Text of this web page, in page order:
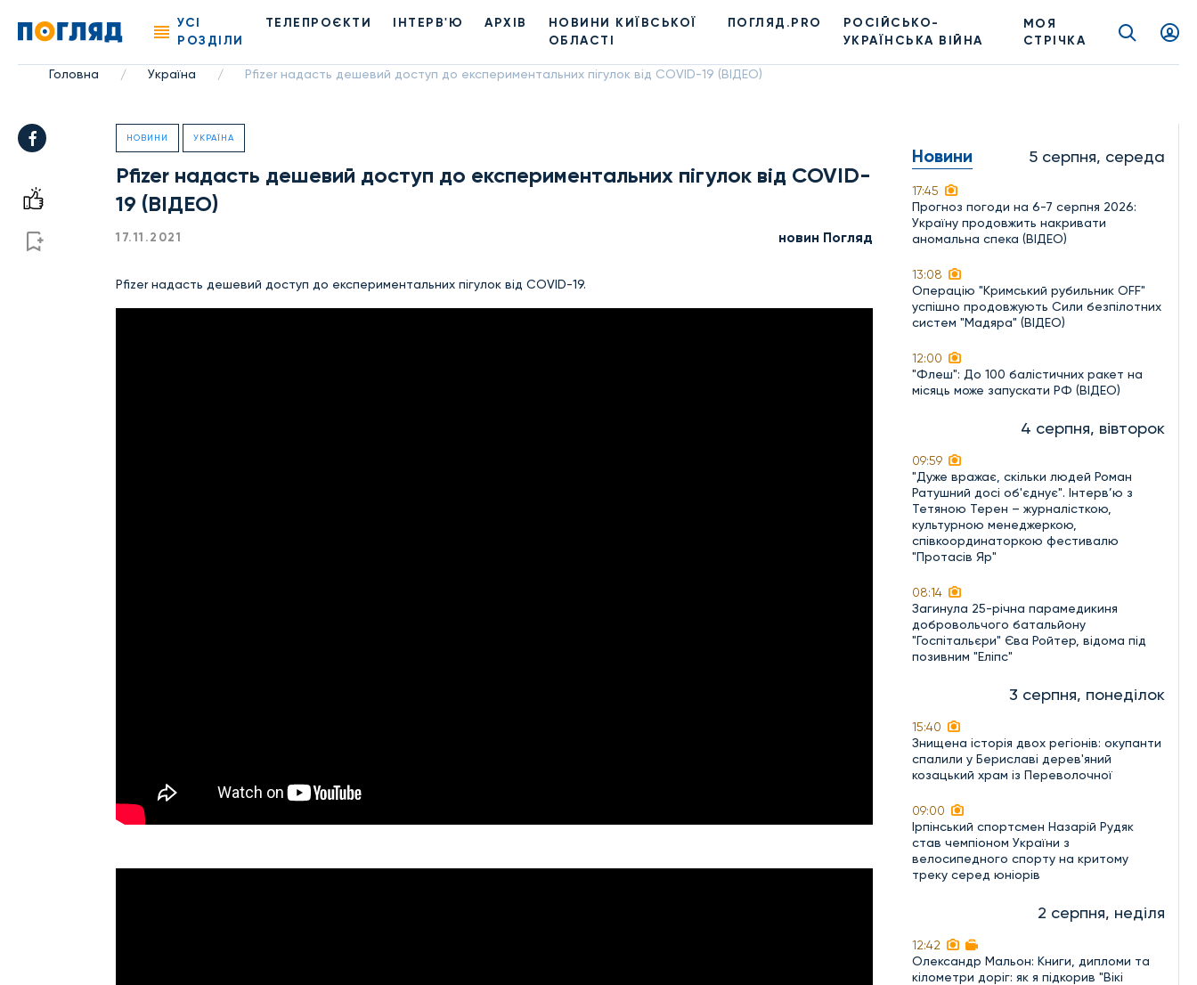
УСІ
РОЗДІЛИ
ТЕЛЕПРОЄКТИ ІНТЕРВ'Ю АРХІВ
НОВИНИ КИЇВСЬКОЇ
ОБЛАСТІ
ПОГЛЯД.PRO
РОСІЙСЬКО-
УКРАЇНСЬКА ВІЙНА
МОЯ
СТРІЧКА
Головна / Україна / Pfizer надасть дешевий доступ до експериментальних пігулок від COVID-19 (ВІДЕО)
НОВИНИ УКРАЇНА
Pfizer надасть дешевий доступ до експериментальних пігулок від COVID-
19 (ВІДЕО)
17.11.2021 новин Погляд
Pfizer надасть дешевий доступ до експериментальних пігулок від COVID-19.
Новини 5 серпня, середа
17:45
Прогноз погоди на 6-7 серпня 2026:
Україну продовжить накривати
аномальна спека (ВІДЕО)
13:08
Операцію "Кримський рубильник OFF"
успішно продовжують Сили безпілотних
систем "Мадяра" (ВІДЕО)
12:00
"Флеш": До 100 балістичних ракет на
місяць може запускати РФ (ВІДЕО)
4 серпня, вівторок
09:59
"Дуже вражає, скільки людей Роман
Ратушний досі об'єднує". Інтерв’ю з
Тетяною Терен – журналісткою,
культурною менеджеркою,
співкоординаторкою фестивалю
"Протасів Яр"
08:14
Загинула 25-річна парамедикиня
добровольчого батальйону
"Госпітальєри" Єва Ройтер, відома під
позивним "Еліпс"
3 серпня, понеділок
15:40
Знищена історія двох регіонів: окупанти
спалили у Бериславі дерев'яний
козацький храм із Переволочної
09:00
Ірпінський спортсмен Назарій Рудяк
став чемпіоном України з
велосипедного спорту на критому
треку серед юніорів
2 серпня, неділя
12:42
Олександр Мальон: Книги, дипломи та
кілометри доріг: як я підкорив "Вікі